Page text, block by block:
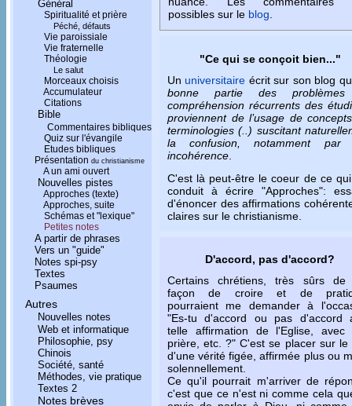
Général
Spiritualité et prière
Péché, défauts
Vie paroissiale
Vie fraternelle
Théologie
Le salut
Morceaux choisis
Accumulateur
Citations
Bible
Commentaires bibliques
Quiz sur l'évangile
Etudes bibliques
Présentation du christianisme
A un ami ouvert
Nouvelles pistes
Approches (texte)
Approches, suite
Schémas et "lexique"
Petites notes
A partir de phrases
Vers un "guide"
Notes spi-psy
Textes
Psaumes
Autres
Nouvelles notes
Web et informatique
Philosophie, psy
Chinois
Société, santé
Méthodes, vie pratique
Textes 2
Notes brèves
possibles sur le blog.
"Ce qui se conçoit bien..."
Un universitaire écrit sur son blog
bonne partie des
compréhension récurrents des
proviennent de l’usage de
terminologies (..) suscitant
la confusion, notamment par
incohérence
C'est là peut-être le coeur de ce
conduit à écrire "Approches":
d'énoncer des affirmations
claires sur le christianisme.
D'accord, pas d'accord?
Certains chrétiens, très sûrs de
façon de croire et de
pourraient me demander à
"Es-tu d'accord ou pas d'accord
telle affirmation de l'Eglise, avec
prière, etc. ?" C'est se placer sur le
d'une vérité figée, affirmée plus ou
solennellement.
Ce qu'il pourrait m'arriver de
c'est que ce n'est ni comme cela